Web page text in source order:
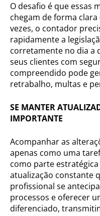
O desafio é que essas
chegam de forma
vezes, o contador
rapidamente a
corretamente no dia a
seus clientes com
compreendido pode
retrabalho, multas e
SE MANTER
IMPORTANTE
Acompanhar as
apenas como uma
como parte
atualização constante
profissional se
processos e oferecer
diferenciado,